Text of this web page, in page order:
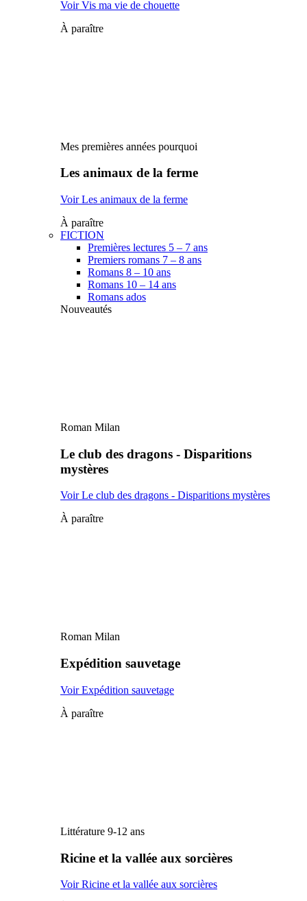
Voir Vis ma vie de chouette
À paraître
Mes premières années pourquoi
Les animaux de la ferme
Voir Les animaux de la ferme
À paraître
FICTION
Premières lectures 5 – 7 ans
Premiers romans 7 – 8 ans
Romans 8 – 10 ans
Romans 10 – 14 ans
Romans ados
Nouveautés
Roman Milan
Le club des dragons - Disparitions
mystères
Voir Le club des dragons - Disparitions mystères
À paraître
Roman Milan
Expédition sauvetage
Voir Expédition sauvetage
À paraître
Littérature 9-12 ans
Ricine et la vallée aux sorcières
Voir Ricine et la vallée aux sorcières